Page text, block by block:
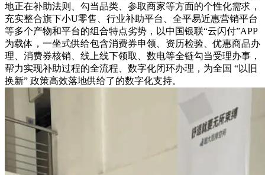
地正在补助法则、勾当品类、参取商家等方面的个性化需求，
充实整合旗下小U零售、行业补助平台、全平易近惠营销平台
等多个产物和平台的组合特点劣势，以中国银联“云闪付”APP
为载体，一坐式供给包含消费券申领、资历检验、优惠商品办
理、消费券核销、线上线下领取、数电等全链勾当受理办事，
帮力实现补助过程的全流程、数字化闭环办理，为全国 “以旧
换新” 政策高效落地供给了的数字化支持。